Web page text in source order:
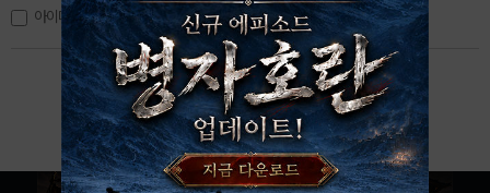
아이디, 이메일 저장
아이디 / 비밀번호 찾기 회원가입